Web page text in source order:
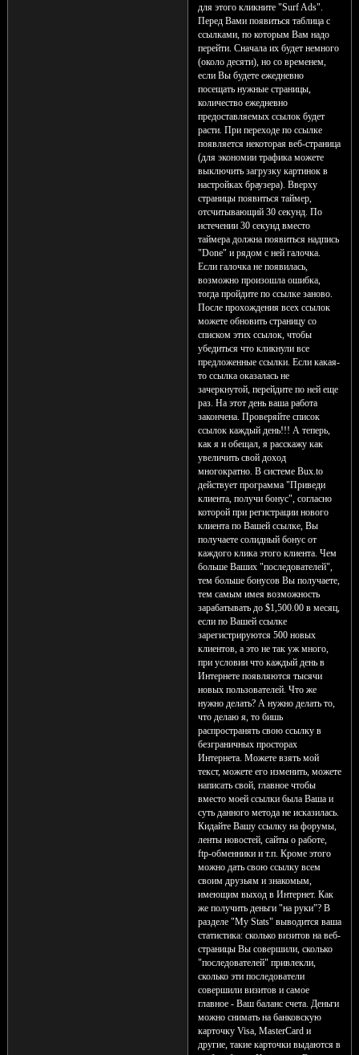
для этого кликните "Surf Ads".
Перед Вами появиться таблица с
ссылками, по которым Вам надо
перейти. Сначала их будет немного
(около десяти), но со временем,
если Вы будете ежедневно
посещать нужные страницы,
количество ежедневно
предоставляемых ссылок будет
расти. При переходе по ссылке
появляется некоторая веб-страница
(для экономии трафика можете
выключить загрузку картинок в
настройках браузера). Вверху
страницы появиться таймер,
отсчитывающий 30 секунд. По
истечении 30 секунд вместо
таймера должна появиться надпись
"Done" и рядом с ней галочка.
Если галочка не появилась,
возможно произошла ошибка,
тогда пройдите по ссылке заново.
После прохождения всех ссылок
можете обновить страницу со
списком этих ссылок, чтобы
убедиться что кликнули все
предложенные ссылки. Если какая-
то ссылка оказалась не
зачеркнутой, перейдите по ней еще
раз. На этот день ваша работа
закончена. Проверяйте список
ссылок каждый день!!! А теперь,
как я и обещал, я расскажу как
увеличить свой доход
многократно. В системе Bux.to
действует программа "Приведи
клиента, получи бонус", согласно
которой при регистрации нового
клиента по Вашей ссылке, Вы
получаете солидный бонус от
каждого клика этого клиента. Чем
больше Ваших "последователей",
тем больше бонусов Вы получаете,
тем самым имея возможность
зарабатывать до $1,500.00 в месяц,
если по Вашей ссылке
зарегистрируются 500 новых
клиентов, а это не так уж много,
при условии что каждый день в
Интернете появляются тысячи
новых пользователей. Что же
нужно делать? А нужно делать то,
что делаю я, то бишь
распространять свою ссылку в
безграничных просторах
Интернета. Можете взять мой
текст, можете его изменить, можете
написать свой, главное чтобы
вместо моей ссылки была Ваша и
суть данного метода не исказилась.
Кидайте Вашу ссылку на форумы,
ленты новостей, сайты о работе,
ftp-обменники и т.п. Кроме этого
можно дать свою ссылку всем
своим друзьям и знакомым,
имеющим выход в Интернет. Как
же получить деньги "на руки"? В
разделе "My Stats" выводится ваша
статистика: сколько визитов на веб-
страницы Вы совершили, сколько
"последователей" привлекли,
сколько эти последователи
совершили визитов и самое
главное - Ваш баланс счета. Деньги
можно снимать на банковскую
карточку Visa, MasterCard и
другие, такие карточки выдаются в